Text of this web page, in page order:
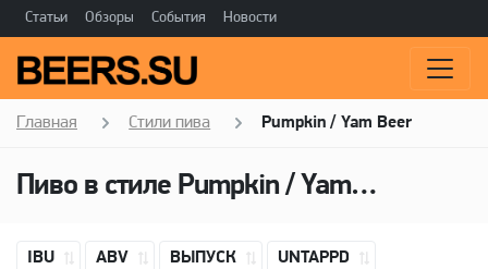
Статьи Обзоры События Новости
Главная Стили пива Pumpkin / Yam Beer
Пиво в стиле Pumpkin / Yam Beer
IBU ABV ВЫПУСК UNTAPPD